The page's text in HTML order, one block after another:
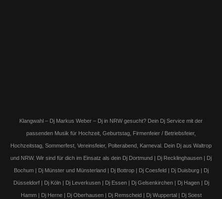
Klangwahl – Dj Markus Weber – Dj in NRW gesucht? Dein Dj Service mit der
passenden Musik für Hochzeit, Geburtstag, Firmenfeier / Betriebsfeier,
Hochzeitstag, Sommerfest, Vereinsfeier, Polterabend, Karneval. Dein Dj aus Waltrop
und NRW. Wir sind für dich im Einsatz als dein Dj Dortmund | Dj Recklinghausen | Dj
Bochum | Dj Münster und Münsterland | Dj Bottrop | Dj Coesfeld | Dj Duisburg | Dj
Düsseldorf | Dj Köln | Dj Leverkusen | Dj Essen | Dj Gelsenkirchen | Dj Hagen | Dj
Hamm | Dj Herne | Dj Oberhausen | Dj Remscheid | Dj Wuppertal | Dj Soest